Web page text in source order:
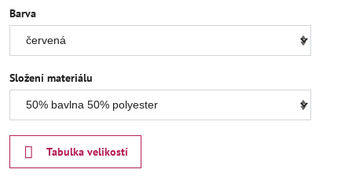
Barva
Složení materiálu
Tabulka velikostí